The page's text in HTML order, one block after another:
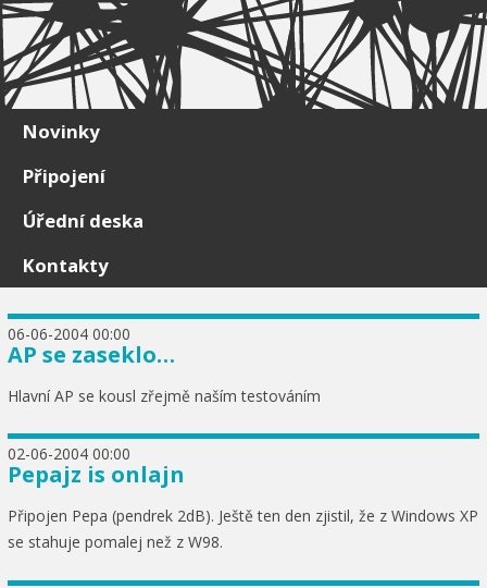
Skip to content
Novinky
Připojení
Úřední deska
Kontakty
06-06-2004 00:00
AP se zaseklo…
Hlavní AP se kousl zřejmě naším testováním
02-06-2004 00:00
Pepajz is onlajn
Připojen Pepa (pendrek 2dB). Ještě ten den zjistil, že z Windows XP
se stahuje pomalej než z W98.